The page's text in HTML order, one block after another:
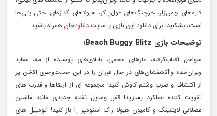
کلبه‌های چمن‌زار، خرچنگ‌های غول‌پیکر، هیولاهای گدازه‌ای…حتی یتی‌ها
است، بشکنید! برای دانلود این بازی با سایتدانلودخان همراه باشید.
توضیحات بازی Beach Buggy Blitz:
سواحل آفتاب‌گرفته، غارهای مخفی، باتلاق‌های پوشیده از مه، معابد
ویران‌شده و آتشفشان‌های در حال فوران را در این جست‌وجوی اکشن پر
از اکتشاف و ضرب وشتم کاوش کنید! مجموعه ای از ارتقاها و قدرت های
تقویت کننده عملکرد بسازید! قفل وسایل نقلیه جدیدی مانند ماشین
عضلانی لایتنینگ و کامیون هیولا راک استومپر را باز کنید! اتومبیل های